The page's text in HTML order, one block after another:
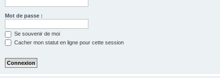
Mot de passe :
Se souvenir de moi
Cacher mon statut en ligne pour cette session